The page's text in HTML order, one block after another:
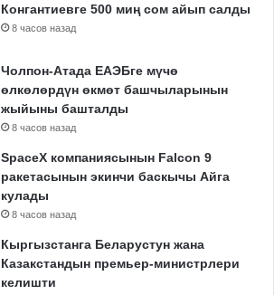
Конгантиевге 500 миң сом айып салды
8 часов назад
Чолпон-Атада ЕАЭБге мүчө
өлкөлөрдүн өкмөт башчыларынын
жыйыны башталды
8 часов назад
SpaceX компаниясынын Falcon 9
ракетасынын экинчи баскычы Айга
кулады
8 часов назад
Кыргызстанга Беларустун жана
Казакстандын премьер-министрлери
келишти